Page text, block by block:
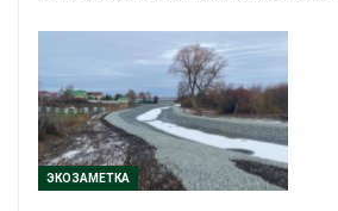
ЭКОЗАМЕТКА